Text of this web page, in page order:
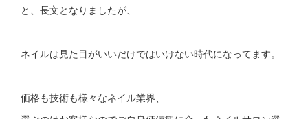
と、長文となりましたが、
ネイルは見た目がいいだけではいけない時代になってます。
価格も技術も様々なネイル業界、